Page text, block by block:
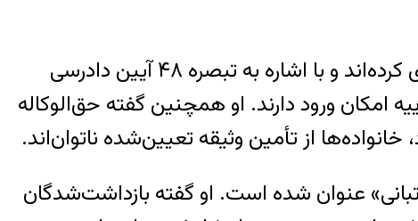
مریم کیان‌ارثی گفته در موارد متعددی بازپرس‌ها از پذیرش وکالت وکلای تعیینی خودداری کرده‌اند و با اشاره به تبصره ۴۸ آیین دادرسی
امکان ورود دارند. او همچنین گفته حق‌الوکاله
از تأمین وثیقه تعیین‌شده ناتوان‌اند.
تبانی» عنوان شده است. او گفته بازداشت‌شدگان